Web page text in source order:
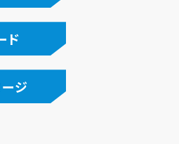
ド
ジ